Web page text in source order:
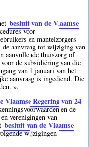
besluit van de Vlaamse
voor
en mantelzorgers
de aanvraag tot wijziging van
aanvullende thuiszorg of
de subsidiëring van die
van 1 januari van het
aanvraag is ingediend. Die
».
Vlaamse Regering van 24
en de
verenigingen van
besluit van de Vlaamse
wijzigingen